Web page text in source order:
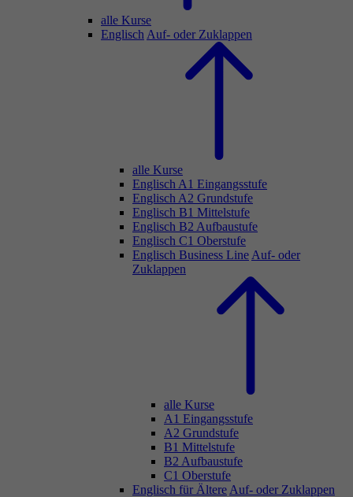
alle Kurse
Englisch Auf- oder Zuklappen
alle Kurse
Englisch A1 Eingangsstufe
Englisch A2 Grundstufe
Englisch B1 Mittelstufe
Englisch B2 Aufbaustufe
Englisch C1 Oberstufe
Englisch Business Line Auf- oder
Zuklappen
alle Kurse
A1 Eingangsstufe
A2 Grundstufe
B1 Mittelstufe
B2 Aufbaustufe
C1 Oberstufe
Englisch für Ältere Auf- oder Zuklappen